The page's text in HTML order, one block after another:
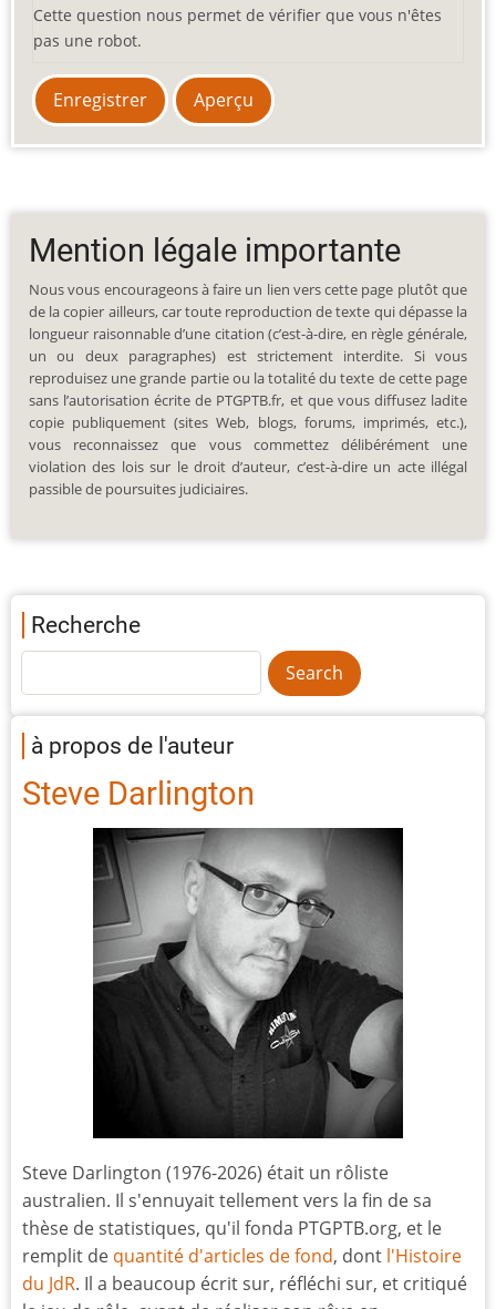
Cette question nous permet de vérifier que vous n'êtes
pas une robot.
Mention légale importante
Nous vous encourageons à faire un lien vers cette page plutôt que
de la copier ailleurs, car toute reproduction de texte qui dépasse la
longueur raisonnable d’une citation (c’est-à-dire, en règle générale,
un ou deux paragraphes) est strictement interdite. Si vous
reproduisez une grande partie ou la totalité du texte de cette page
sans l’autorisation écrite de PTGPTB.fr, et que vous diffusez ladite
copie publiquement (sites Web, blogs, forums, imprimés, etc.),
vous reconnaissez que vous commettez délibérément une
violation des lois sur le droit d’auteur, c’est-à-dire un acte illégal
passible de poursuites judiciaires.
Recherche
à propos de l'auteur
Steve Darlington
Steve Darlington (1976-2026) était un rôliste
australien. Il s'ennuyait tellement vers la fin de sa
thèse de statistiques, qu'il fonda PTGPTB.org, et le
remplit de quantité d'articles de fond, dont l'Histoire
du JdR. Il a beaucoup écrit sur, réfléchi sur, et critiqué